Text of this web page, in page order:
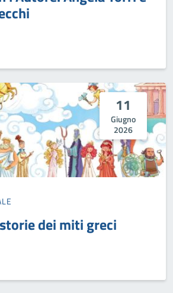
ANGELA TORRI E ANDREA
11
Giugno
2026
dei miti greci
DEI MITI GRECI}